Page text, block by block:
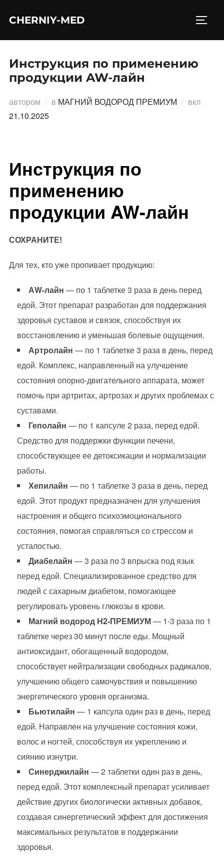
CHERNIY-MED
Инструкция по применению
продукции AW-лайн
автором в МАГНИЙ ВОДОРОД ПРЕМИУМ вкл
21.10.2025
Инструкция по
применению
продукции AW-лайн
СОХРАНИТЕ!
Для тех, кто уже пропивает продукцию:
АW-лайн — по 1 таблетке 3 раза в день перед
едой. Этот препарат разработан для поддержания
здоровья суставов и связок, способствуя их
восстановлению и уменьшая болевые ощущения.
Артролайн — по 1 таблетке 3 раза в день, перед
едой. Комплекс, направленный на улучшение
состояния опорно-двигательного аппарата, может
помочь при артритах, артрозах и других проблемах с
суставами.
Геполайн — по 1 капсуле 2 раза, перед едой.
Средство для поддержки функции печени,
способствующее ее детоксикации и нормализации
работы.
Хепилайн — по 1 таблетке 3 раза в день, перед
едой. Этот продукт предназначен для улучшения
настроения и общего психоэмоционального
состояния, помогая справляться со стрессом и
усталостью.
Диабелайн — 3 раза по 3 впрыска под язык
перед едой. Специализированное средство для
людей с сахарным диабетом, помогающее
регулировать уровень глюкозы в крови.
Магний водород Н2-ПРЕМИУМ— 1-3 раза по 1
таблетке через 30 минут после еды. Мощный
антиоксидант, обогащенный водородом,
способствует нейтрализации свободных радикалов,
улучшению общего самочувствия и повышению
энергетического уровня организма.
Бьютилайн — 1 капсула один раз в день, перед
едой. Направлен на улучшение состояния кожи,
волос и ногтей, способствуя их укреплению и
сиянию изнутри.
Синерджилайн — 2 таблетки один раз в день,
перед едой. Этот комплексный препарат усиливает
действие других биологически активных добавок,
создавая синергетический эффект для достижения
максимальных результатов в поддержании
здоровья.